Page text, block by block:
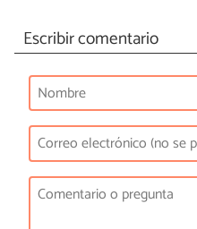
Escribir comentario